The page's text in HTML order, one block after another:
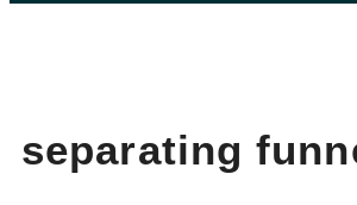
separating